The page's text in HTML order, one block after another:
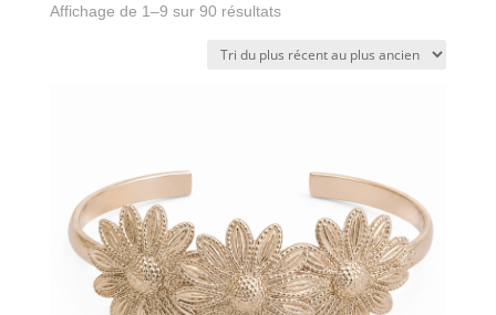
Affichage de 1–9 sur 90 résultatsTrié
plus